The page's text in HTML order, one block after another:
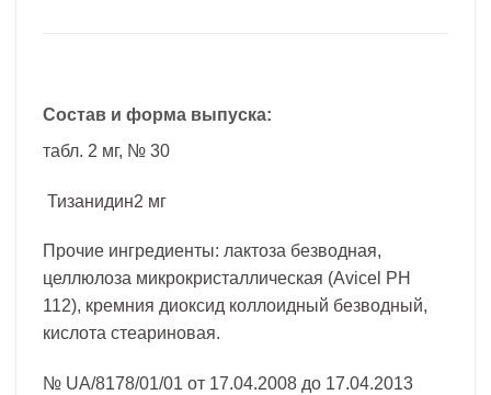
Состав и форма выпуска:
табл. 2 мг, № 30
Тизанидин2 мг
Прочие ингредиенты: лактоза безводная,
целлюлоза микрокристаллическая (Avicel PH
112), кремния диоксид коллоидный безводный,
кислота стеариновая.
№ UA/8178/01/01 от 17.04.2008 до 17.04.2013